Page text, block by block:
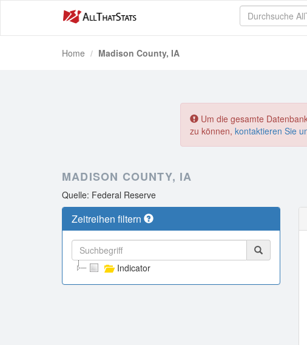
Home Madison County, IA
Um die gesamte
zu können, kontaktieren Sie
MADISON COUNTY, IA
Quelle: Federal Reserve
Zeitreihen filtern
Indicator